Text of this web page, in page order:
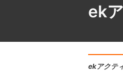
ek
ekアクテ